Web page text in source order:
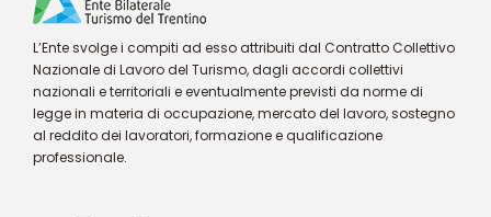
L’Ente svolge i compiti ad esso attribuiti dal Contratto Collettivo
Nazionale di Lavoro del Turismo, dagli accordi collettivi
nazionali e territoriali e eventualmente previsti da norme di
legge in materia di occupazione, mercato del lavoro, sostegno
al reddito dei lavoratori, formazione e qualificazione
professionale.